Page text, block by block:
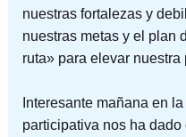
nuestras fortalezas y
nuestras metas y el plan
ruta» para elevar
Interesante mañana en
participativa nos ha